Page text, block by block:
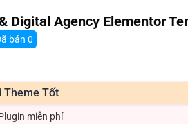
Digital Agency Elementor
bán0
Theme Tốt
miễn phí